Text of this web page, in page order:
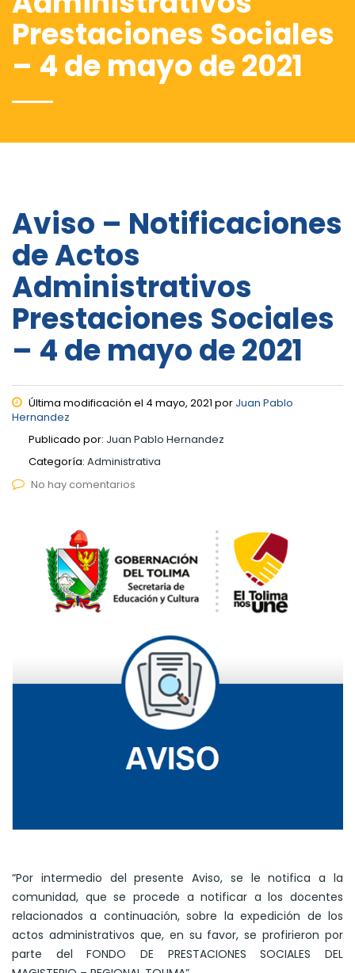
Prestaciones Sociales
– 4 de mayo de 2021
Aviso – Notificaciones
de Actos
Administrativos
Prestaciones Sociales
– 4 de mayo de 2021
Última modificación el 4 mayo, 2021 por Juan Pablo
Hernandez
Publicado por: Juan Pablo Hernandez
Categoría: Administrativa
No hay comentarios
“Por intermedio del presente Aviso, se le notifica a la
comunidad, que se procede a notificar a los docentes
relacionados a continuación, sobre la expedición de los
actos administrativos que, en su favor, se profirieron por
parte del FONDO DE PRESTACIONES SOCIALES DEL